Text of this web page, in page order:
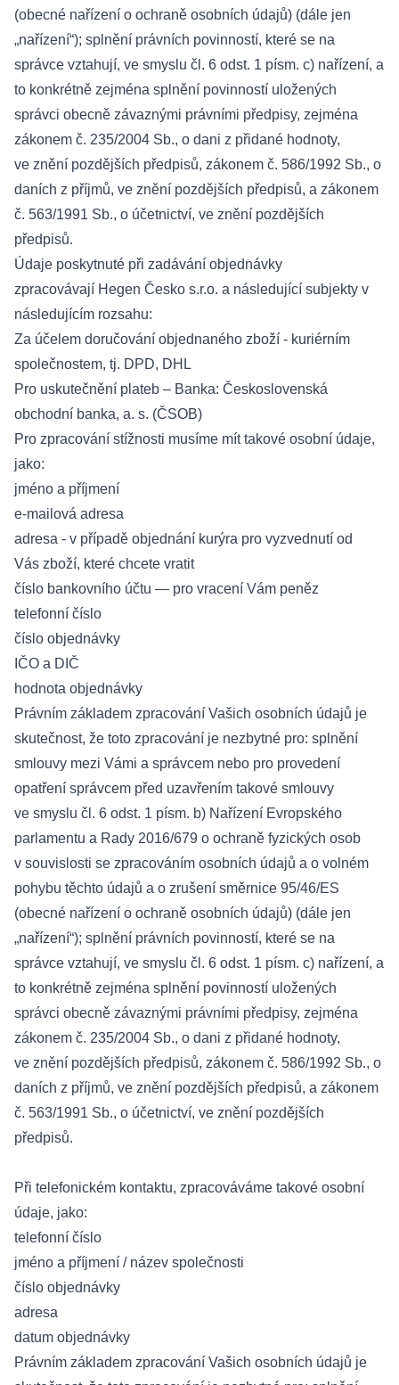
(obecné nařízení o ochraně osobních údajů) (dále jen
„nařízení“); splnění právních povinností, které se na
správce vztahují, ve smyslu čl. 6 odst. 1 písm. c) nařízení, a
to konkrétně zejména splnění povinností uložených
správci obecně závaznými právními předpisy, zejména
zákonem č. 235/2004 Sb., o dani z přidané hodnoty,
ve znění pozdějších předpisů, zákonem č. 586/1992 Sb., o
daních z příjmů, ve znění pozdějších předpisů, a zákonem
č. 563/1991 Sb., o účetnictví, ve znění pozdějších
předpisů.
Údaje poskytnuté při zadávání objednávky
zpracovávají Hegen Česko s.r.o. a následující subjekty v
následujícím rozsahu:
Za účelem doručování objednaného zboží - kuriérním
společnostem, tj. DPD, DHL
Pro uskutečnění plateb – Banka: Československá
obchodní banka, a. s. (ČSOB)
Pro zpracování stížnosti musíme mít takové osobní údaje,
jako:
jméno a příjmení
e-mailová adresa
adresa - v případě objednání kurýra pro vyzvednutí od
Vás zboží, které chcete vratit
číslo bankovního účtu — pro vracení Vám peněz
telefonní číslo
číslo objednávky
IČO a DIČ
hodnota objednávky
Právním základem zpracování Vašich osobních údajů je
skutečnost, že toto zpracování je nezbytné pro: splnění
smlouvy mezi Vámi a správcem nebo pro provedení
opatření správcem před uzavřením takové smlouvy
ve smyslu čl. 6 odst. 1 písm. b) Nařízení Evropského
parlamentu a Rady 2016/679 o ochraně fyzických osob
v souvislosti se zpracováním osobních údajů a o volném
pohybu těchto údajů a o zrušení směrnice 95/46/ES
(obecné nařízení o ochraně osobních údajů) (dále jen
„nařízení“); splnění právních povinností, které se na
správce vztahují, ve smyslu čl. 6 odst. 1 písm. c) nařízení, a
to konkrétně zejména splnění povinností uložených
správci obecně závaznými právními předpisy, zejména
zákonem č. 235/2004 Sb., o dani z přidané hodnoty,
ve znění pozdějších předpisů, zákonem č. 586/1992 Sb., o
daních z příjmů, ve znění pozdějších předpisů, a zákonem
č. 563/1991 Sb., o účetnictví, ve znění pozdějších
předpisů.
Při telefonickém kontaktu, zpracováváme takové osobní
údaje, jako:
telefonní číslo
jméno a příjmení / název společnosti
číslo objednávky
adresa
datum objednávky
Právním základem zpracování Vašich osobních údajů je